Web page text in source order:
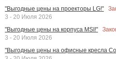
"Выгодные цены на проекторы LG!"
3 - 20 Июля 2026
"Выгодные цены на корпуса MSI!"
3 - 20 Июля 2026
"Выгодные цены на офисные кресла